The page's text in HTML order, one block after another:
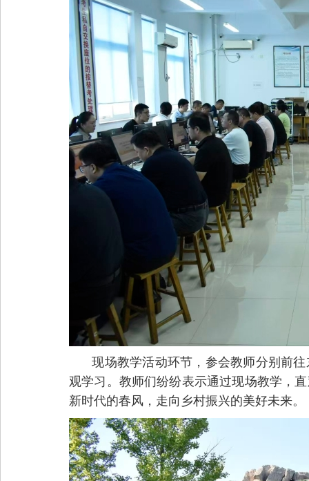
现场教学活动环节，参会教师分别前
观学习。教师们纷纷表示通过现场教学，
新时代的春风，走向乡村振兴的美好未来。